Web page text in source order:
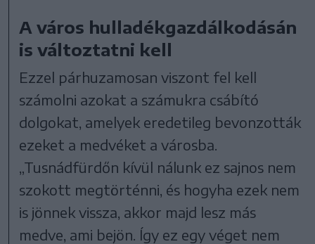
A város hulladékgazdálkodásán
is változtatni kell
Ezzel párhuzamosan viszont fel kell
számolni azokat a számukra csábító
dolgokat, amelyek eredetileg bevonzották
ezeket a medvéket a városba.
„Tusnádfürdőn kívül nálunk ez sajnos nem
szokott megtörténni, és hogyha ezek nem
is jönnek vissza, akkor majd lesz más
medve, ami bejön. Így ez egy véget nem